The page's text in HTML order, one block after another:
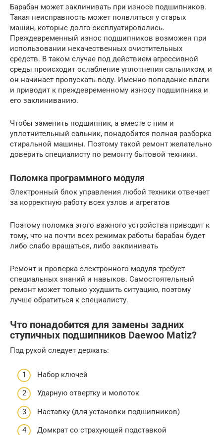
Барабан может заклинивать при износе подшипников.
Такая неисправность может появляться у старых
машин, которые долго эксплуатировались.
Преждевременный износ подшипников возможен при
использовании некачественных очистительных
средств. В таком случае под действием агрессивной
среды происходит ослабление уплотнения сальником, и
он начинает пропускать воду. Именно попадание влаги
и приводит к преждевременному износу подшипника и
его заклиниванию.
Чтобы заменить подшипник, а вместе с ним и
уплотнительный сальник, понадобится полная разборка
стиральной машины. Поэтому такой ремонт желательно
доверить специалисту по ремонту бытовой техники.
Поломка программного модуля
Электронный блок управления любой техники отвечает
за корректную работу всех узлов и агрегатов
Поэтому поломка этого важного устройства приводит к
тому, что на почти всех режимах работы барабан будет
либо слабо вращаться, либо заклинивать
Ремонт и проверка электронного модуля требует
специальных знаний и навыков. Самостоятельный
ремонт может только ухудшить ситуацию, поэтому
лучше обратиться к специалисту.
Что понадобится для замены задних
ступичных подшипников Daewoo Matiz?
Под рукой следует держать:
Набор ключей
Ударную отвертку и молоток
Наставку (для установки подшипников)
Домкрат со страхующей подставкой